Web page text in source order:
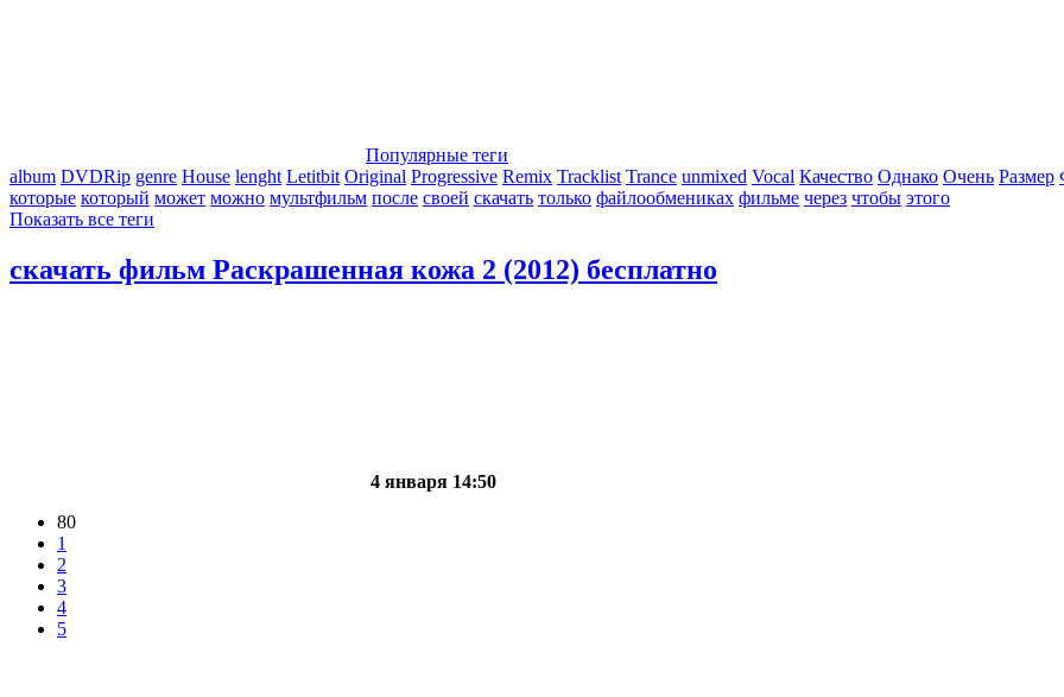
Популярные теги
album DVDRip genre House lenght Letitbit Original Progressive Remix Tracklist Trance unmixed Vocal Качество Однако Очень Размер
которые который может можно мультфильм после своей скачать только файлообмениках фильме через чтобы этого
Показать все теги
скачать фильм Раскрашенная кожа 2 (2012) бесплатно
4 января 14:50
80
1
2
3
4
5